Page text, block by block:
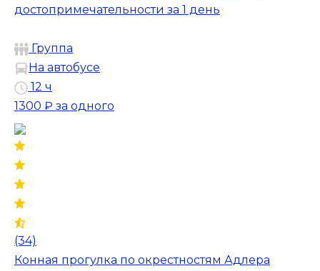
достопримечательности за 1 день
Группа
На автобусе
12 ч
1300 ₽ за одного
(34)
Конная прогулка по окрестностям Адлера